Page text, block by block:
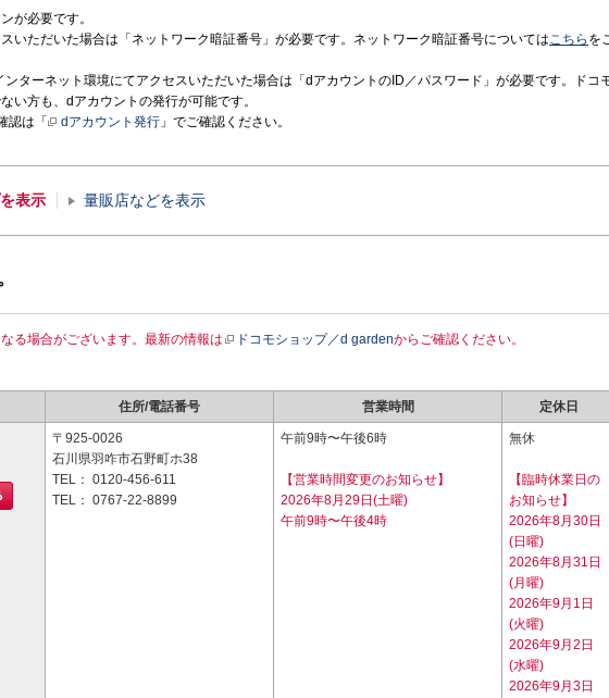
が必要です。
いただいた場合は「ネットワーク暗証番号」が必要です。ネットワーク暗証番号についてはこちら を
ンターネット環境にてアクセスいただいた場合は「dアカウントのID／パスワード」が必要です。ドコ
い方も、dアカウントの発行が可能です。
認は「
dアカウント発行 」でご確認ください。
表示 量販店などを表示
る場合がございます。最新の情報は ドコモショップ／d gardenからご確認ください。
住所/電話番号 営業時間 定休日
〒925-0026
石川県羽咋市石野町ホ38
TEL： 0120-456-611
TEL： 0767-22-8899
午前9時〜午後6時
【営業時間変更のお知らせ】
2026年8月29日(土曜)
午前9時〜午後4時
無休
【臨時休業日の
お知らせ】
2026年8月30日
(日曜)
2026年8月31日
(月曜)
2026年9月1日
(火曜)
2026年9月2日
(水曜)
2026年9月3日